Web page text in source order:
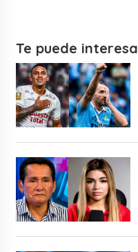
Te puede